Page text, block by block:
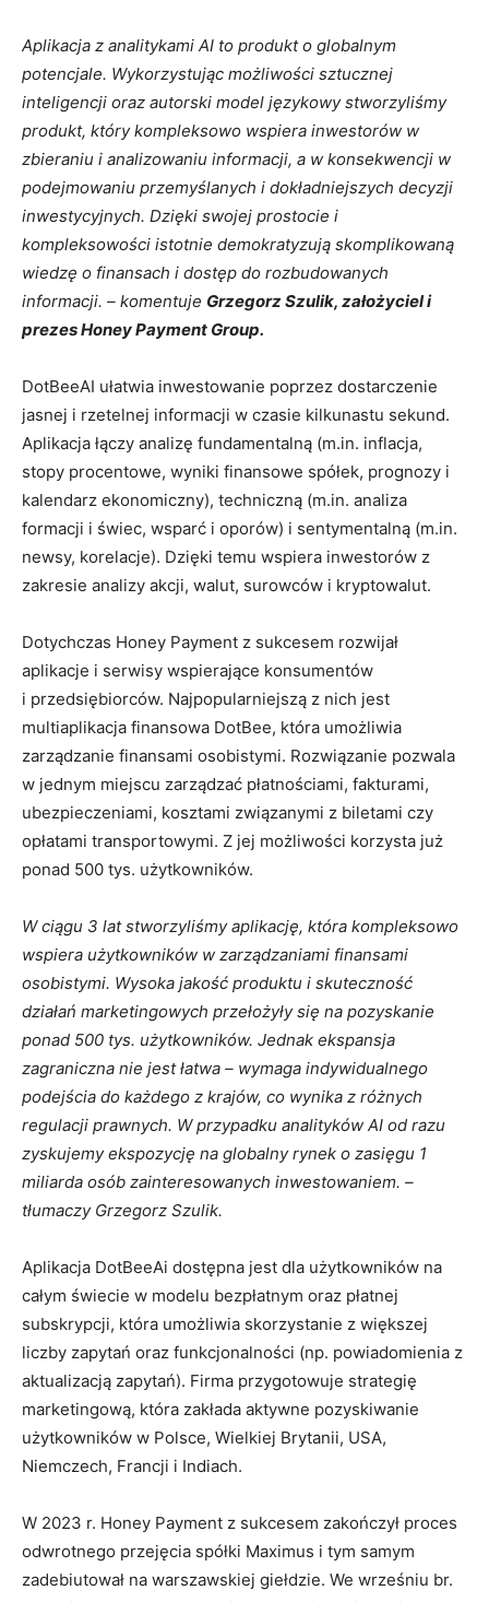
Aplikacja z analitykami AI to produkt o globalnym
potencjale. Wykorzystując możliwości sztucznej
inteligencji oraz autorski model językowy stworzyliśmy
produkt, który kompleksowo wspiera inwestorów w
zbieraniu i analizowaniu informacji, a w konsekwencji w
podejmowaniu przemyślanych i dokładniejszych decyzji
inwestycyjnych. Dzięki swojej prostocie i
kompleksowości istotnie demokratyzują skomplikowaną
wiedzę o finansach i dostęp do rozbudowanych
informacji. – komentuje Grzegorz Szulik, założyciel i
prezes Honey Payment Group.
DotBeeAI ułatwia inwestowanie poprzez dostarczenie
jasnej i rzetelnej informacji w czasie kilkunastu sekund.
Aplikacja łączy analizę fundamentalną (m.in. inflacja,
stopy procentowe, wyniki finansowe spółek, prognozy i
kalendarz ekonomiczny), techniczną (m.in. analiza
formacji i świec, wsparć i oporów) i sentymentalną (m.in.
newsy, korelacje). Dzięki temu wspiera inwestorów z
zakresie analizy akcji, walut, surowców i kryptowalut.
Dotychczas Honey Payment z sukcesem rozwijał
aplikacje i serwisy wspierające konsumentów
i przedsiębiorców. Najpopularniejszą z nich jest
multiaplikacja finansowa DotBee, która umożliwia
zarządzanie finansami osobistymi. Rozwiązanie pozwala
w jednym miejscu zarządzać płatnościami, fakturami,
ubezpieczeniami, kosztami związanymi z biletami czy
opłatami transportowymi. Z jej możliwości korzysta już
ponad 500 tys. użytkowników.
W ciągu 3 lat stworzyliśmy aplikację, która kompleksowo
wspiera użytkowników w zarządzaniami finansami
osobistymi. Wysoka jakość produktu i skuteczność
działań marketingowych przełożyły się na pozyskanie
ponad 500 tys. użytkowników. Jednak ekspansja
zagraniczna nie jest łatwa – wymaga indywidualnego
podejścia do każdego z krajów, co wynika z różnych
regulacji prawnych. W przypadku analityków AI od razu
zyskujemy ekspozycję na globalny rynek o zasięgu 1
miliarda osób zainteresowanych inwestowaniem. –
tłumaczy Grzegorz Szulik.
Aplikacja DotBeeAi dostępna jest dla użytkowników na
całym świecie w modelu bezpłatnym oraz płatnej
subskrypcji, która umożliwia skorzystanie z większej
liczby zapytań oraz funkcjonalności (np. powiadomienia z
aktualizacją zapytań). Firma przygotowuje strategię
marketingową, która zakłada aktywne pozyskiwanie
użytkowników w Polsce, Wielkiej Brytanii, USA,
Niemczech, Francji i Indiach.
W 2023 r. Honey Payment z sukcesem zakończył proces
odwrotnego przejęcia spółki Maximus i tym samym
zadebiutował na warszawskiej giełdzie. We wrześniu br.